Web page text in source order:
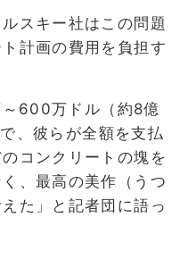
スキー社はこの問題
計画の費用を負担す
～600万ドル（約8億
、彼らが全額を支払
コンクリートの塊を
、最高の美作（うつ
た」と記者団に語っ